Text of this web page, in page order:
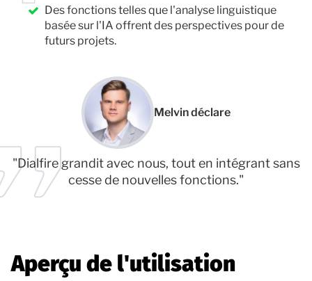
Des fonctions telles que l'analyse linguistique
basée sur l'IA offrent des perspectives pour de
futurs projets.
Melvin déclare
"Dialfire grandit avec nous, tout en intégrant sans
cesse de nouvelles fonctions."
Aperçu de l'utilisation